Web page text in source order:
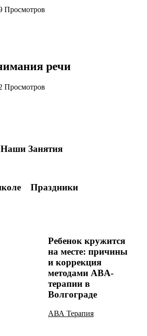
Просмотров
речи
Просмотров
Наши Занятия
Праздники
Ребенок кружится
на месте: причины
и коррекция
методами ABA-
терапии в
Волгограде
АВА Терапия